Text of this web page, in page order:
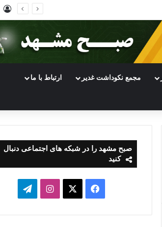
مجمع نکوداشت غدیر ارتباط با ما
صبح مشهد را در شبکه های اجتماعی دنبال
کنید
فیسبوک ایکساینستاگرامتلگرام